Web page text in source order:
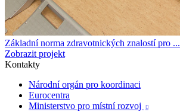
Základní norma zdravotnických znalostí pro ...
Zobrazit projekt
Kontakty
Národní orgán pro koordinaci
Eurocentra
Ministerstvo pro místní rozvoj
